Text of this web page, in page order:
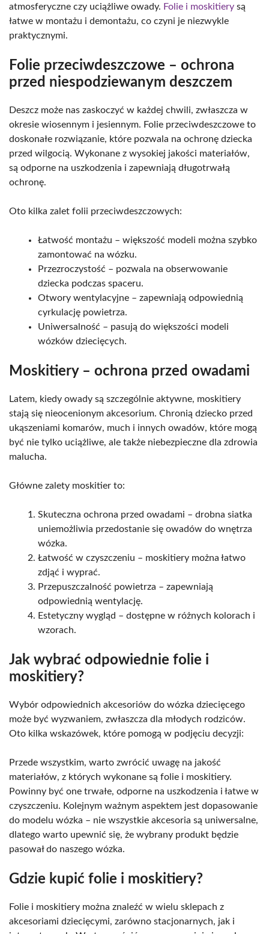
atmosferyczne czy uciążliwe owady. Folie i moskitiery są
łatwe w montażu i demontażu, co czyni je niezwykle
praktycznymi.
Folie przeciwdeszczowe – ochrona
przed niespodziewanym deszczem
Deszcz może nas zaskoczyć w każdej chwili, zwłaszcza w
okresie wiosennym i jesiennym. Folie przeciwdeszczowe to
doskonałe rozwiązanie, które pozwala na ochronę dziecka
przed wilgocią. Wykonane z wysokiej jakości materiałów,
są odporne na uszkodzenia i zapewniają długotrwałą
ochronę.
Oto kilka zalet folii przeciwdeszczowych:
Łatwość montażu – większość modeli można szybko
zamontować na wózku.
Przezroczystość – pozwala na obserwowanie
dziecka podczas spaceru.
Otwory wentylacyjne – zapewniają odpowiednią
cyrkulację powietrza.
Uniwersalność – pasują do większości modeli
wózków dziecięcych.
Moskitiery – ochrona przed owadami
Latem, kiedy owady są szczególnie aktywne, moskitiery
stają się nieocenionym akcesorium. Chronią dziecko przed
ukąszeniami komarów, much i innych owadów, które mogą
być nie tylko uciążliwe, ale także niebezpieczne dla zdrowia
malucha.
Główne zalety moskitier to:
Skuteczna ochrona przed owadami – drobna siatka
uniemożliwia przedostanie się owadów do wnętrza
wózka.
Łatwość w czyszczeniu – moskitiery można łatwo
zdjąć i wyprać.
Przepuszczalność powietrza – zapewniają
odpowiednią wentylację.
Estetyczny wygląd – dostępne w różnych kolorach i
wzorach.
Jak wybrać odpowiednie folie i
moskitiery?
Wybór odpowiednich akcesoriów do wózka dziecięcego
może być wyzwaniem, zwłaszcza dla młodych rodziców.
Oto kilka wskazówek, które pomogą w podjęciu decyzji:
Przede wszystkim, warto zwrócić uwagę na jakość
materiałów, z których wykonane są folie i moskitiery.
Powinny być one trwałe, odporne na uszkodzenia i łatwe w
czyszczeniu. Kolejnym ważnym aspektem jest dopasowanie
do modelu wózka – nie wszystkie akcesoria są uniwersalne,
dlatego warto upewnić się, że wybrany produkt będzie
pasował do naszego wózka.
Gdzie kupić folie i moskitiery?
Folie i moskitiery można znaleźć w wielu sklepach z
akcesoriami dziecięcymi, zarówno stacjonarnych, jak i